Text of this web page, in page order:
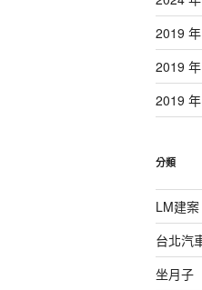
2019
2019
2019
分類
LM建案
台北汽
坐月子